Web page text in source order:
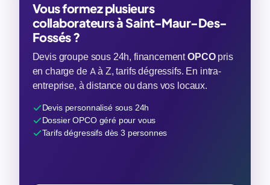
Vous formez plusieurs
collaborateurs à Saint-Maur-Des-
Fossés ?
Devis groupe sous 24h, financementOPCOpris
en charge de A à Z, tarifs dégressifs. En intra-
entreprise, à distance ou dans vos locaux.
Devis personnalisé sous 24h
Dossier OPCO géré pour vous
Tarifs dégressifs dès 3 personnes